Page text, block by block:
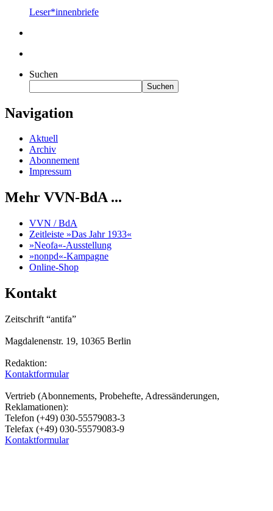
Leser*innenbriefe
Suchen
Suchen
Navigation
Aktuell
Archiv
Abonnement
Impressum
Mehr VVN-BdA ...
VVN / BdA
Zeitleiste »Das Jahr 1933«
»Neofa«-Ausstellung
»nonpd«-Kampagne
Online-Shop
Kontakt
Zeitschrift “antifa”
Magdalenenstr. 19, 10365 Berlin
Redaktion:
Kontaktformular
Vertrieb (Abonnements, Probehefte, Adressänderungen,
Reklamationen):
Telefon (+49) 030-55579083-3
Telefax (+49) 030-55579083-9
Kontaktformular